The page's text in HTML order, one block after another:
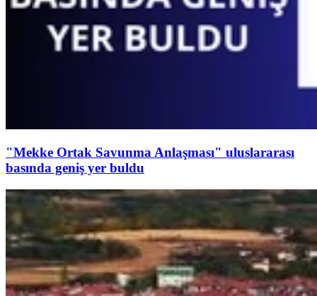
"Mekke Ortak Savunma Anlaşması" uluslararası
basında geniş yer buldu